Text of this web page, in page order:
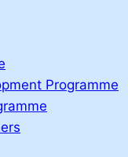
Programme